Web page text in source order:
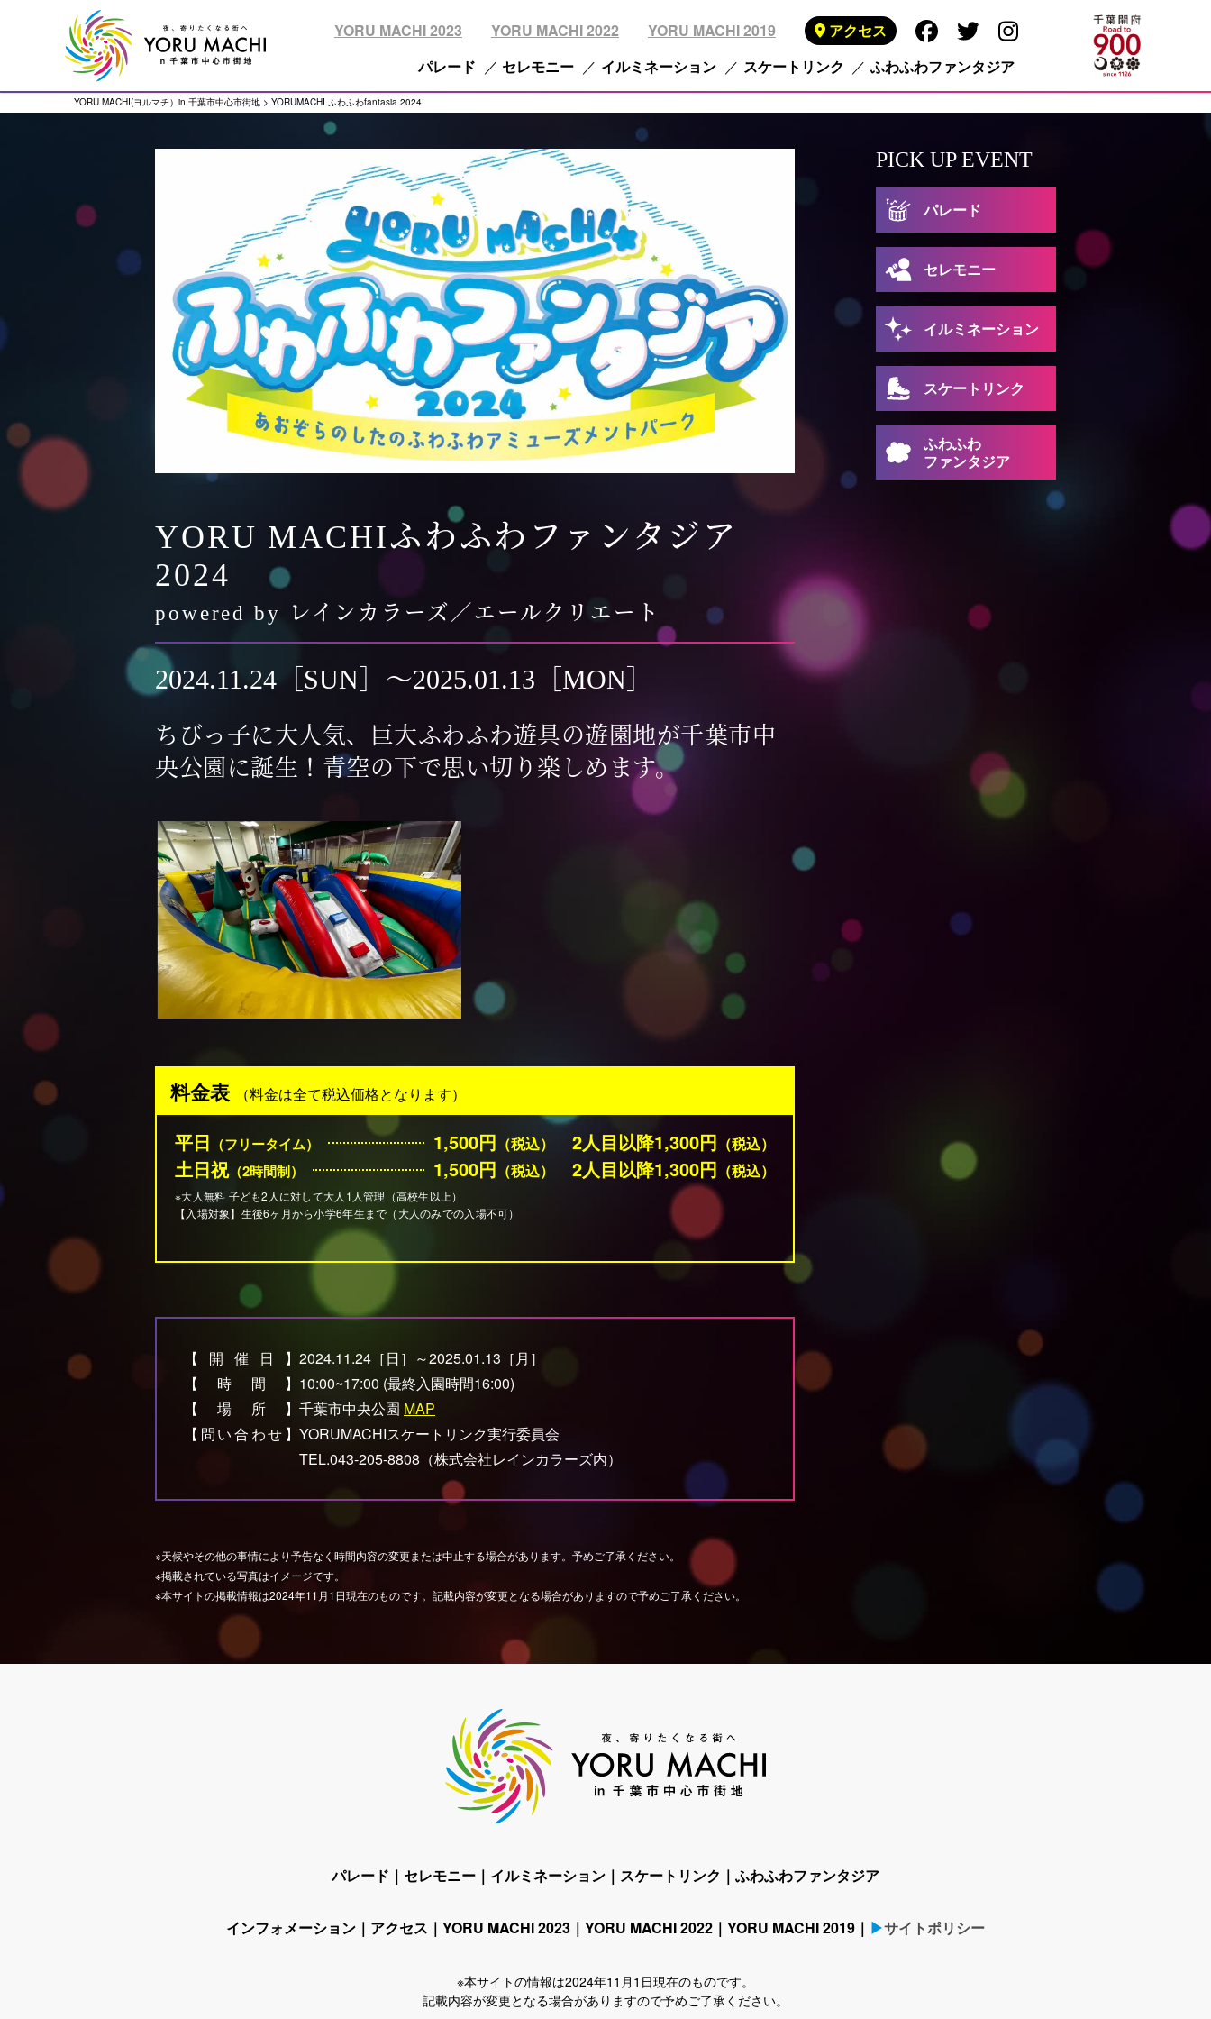
YORU MACHI 2023 YORU MACHI 2022 YORU MACHI 2019
アクセス
パレード
セレモニー イルミネーション スケートリンク ふわふわファンタジア
YORU MACHI(ヨルマチ）in 千葉市中心市街地 > YORUMACHI ふわふわfantasia 2024
YORU MACHIふわふわファンタジア
2024
powered by レインカラーズ／エールクリエート
2024.11.24［SUN］〜2025.01.13［MON］
ちびっ子に大人気、巨大ふわふわ遊具の遊園地が千葉市中
央公園に誕生！青空の下で思い切り楽しめます。
料金表 （料金は全て税込価格となります）
平日 （フリータイム） 1,500円 （税込） 2人目以降1,300円 （税込）
土日祝（2時間制） 1,500円 （税込） 2人目以降1,300円 （税込）
※大人無料 子ども2人に対して大人1人管理 （高校生以上）
【入場対象】生後6ヶ月から小学6年生まで （大人のみでの入場不可）
【開催日】 2024.11.24［日］～2025.01.13［月］
【時間】 10:00~17:00 (最終入園時間16:00)
【場所】 千葉市中央公園 MAP
【問い合わせ】 YORUMACHIスケートリンク実行委員会
TEL.043-205-8808 （株式会社レインカラーズ内）
※天候やその他の事情により予告なく時間内容の変更または中止する場合があります。予めご了承ください。
※掲載されている写真はイメージです。
※本サイトの掲載情報は2024年11月1日現在のものです。記載内容が変更となる場合がありますので予めご了承ください。
PICK UP EVENT
パレード
セレモニー
イルミネーション
スケートリンク
ふわふわ
ファンタジア
パレード セレモニー イルミネーション スケートリンク ふわふわファンタジア
インフォメーション アクセス YORU MACHI 2023 YORU MACHI 2022 YORU MACHI 2019 ▶サイトポリシー
※本サイトの情報は2024年11月1日現在のものです。
記載内容が変更となる場合がありますので予めご了承ください。